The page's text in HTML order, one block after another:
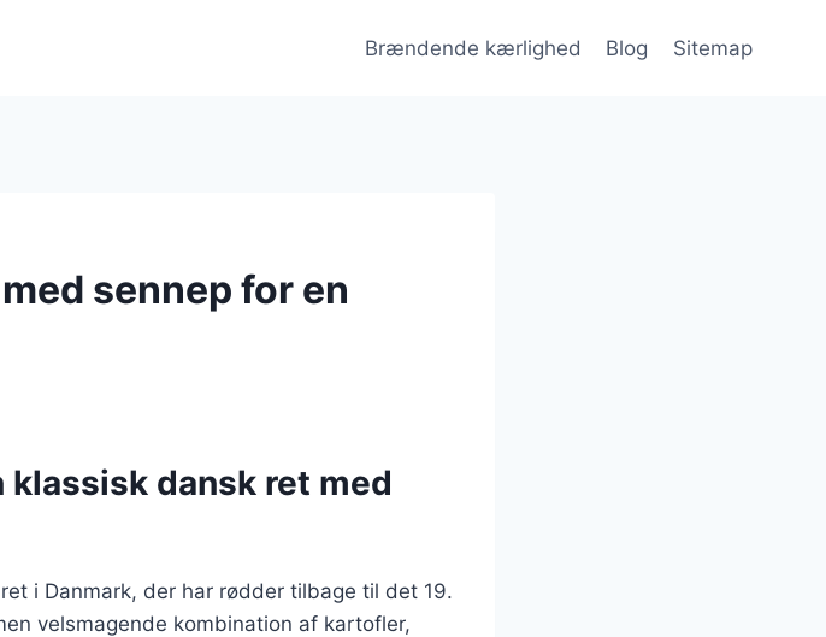
Brændende kærlighed Blog Sitemap
sennep for en
dansk ret med
i Danmark, der har rødder tilbage til det 19.
velsmagende kombination af kartofler,